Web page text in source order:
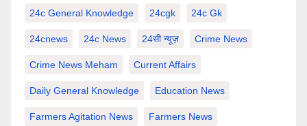
24c General Knowledge 24cgk 24c Gk
24cnews 24c News 24सी न्यूज़ Crime News
Crime News Meham Current Affairs
Daily General Knowledge Education News
Farmers Agitation News Farmers News